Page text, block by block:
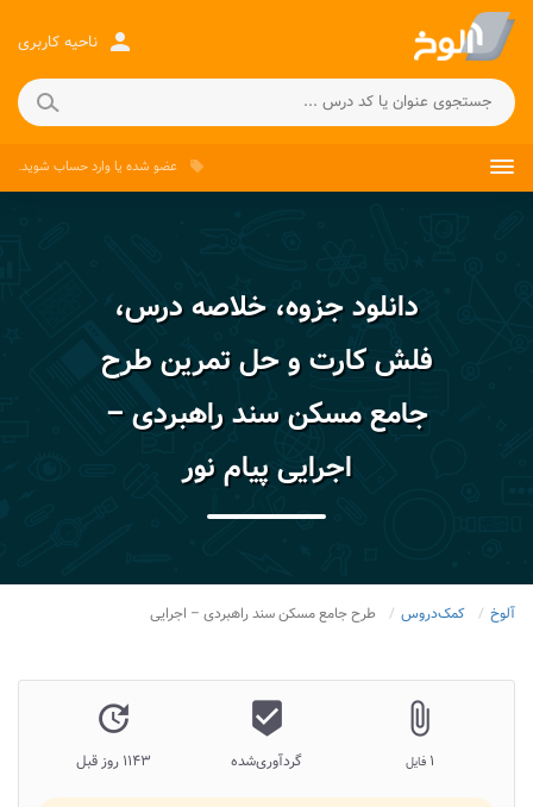
person ناحیه کاربری
local_offer عضو شده یاوارد حساب شوید.
دانلود جزوه، خلاصه درس،
فلش کارت و حل تمرین طرح
جامع مسکن سند راهبردی –
اجرایی پیام نور
آلوخ کمک‌دروس طرح جامع مسکن سند راهبردی – اجرایی
attach_file
۱ فایل
beenhere
گردآوری‌شده
update
۱۱۴۳ روز قبل